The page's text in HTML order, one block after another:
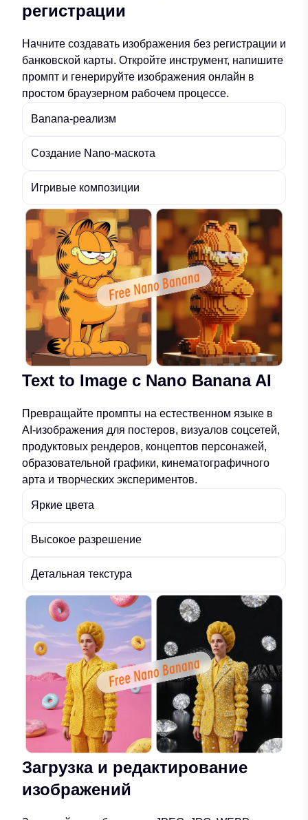
регистрации
Начните создавать изображения без регистрации и
банковской карты. Откройте инструмент, напишите
промпт и генерируйте изображения онлайн в
простом браузерном рабочем процессе.
Banana-реализм
Создание Nano-маскота
Игривые композиции
Text to Image с Nano Banana AI
Превращайте промпты на естественном языке в
AI-изображения для постеров, визуалов соцсетей,
продуктовых рендеров, концептов персонажей,
образовательной графики, кинематографичного
арта и творческих экспериментов.
Яркие цвета
Высокое разрешение
Детальная текстура
Загрузка и редактирование
изображений